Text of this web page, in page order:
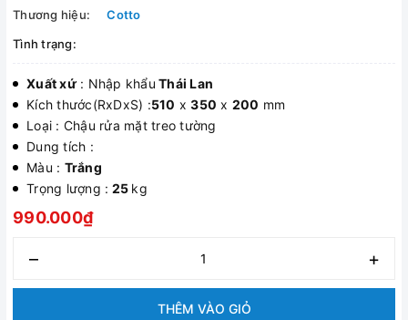
Thương hiệu:
Cotto
Tình trạng:
Xuất xứ: Nhập khẩu Thái Lan
Kích thước(RxDxS) :510 x350 x 200 mm
Loại : Chậu rửa mặt treo tường
Dung tích :
Màu : Trắng
Trọng lượng : 25 kg
990.000₫
– +
THÊM VÀO GIỎ